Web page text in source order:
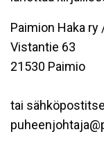
Paimion Haka
Vistantie 63
21530 Paimio
tai